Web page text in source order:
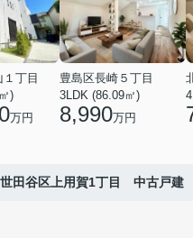
丁目
)
万円
豊島区長崎５丁目
3LDK (86.09㎡)
8,990万円
世田谷区上用賀1丁目 中古戸建